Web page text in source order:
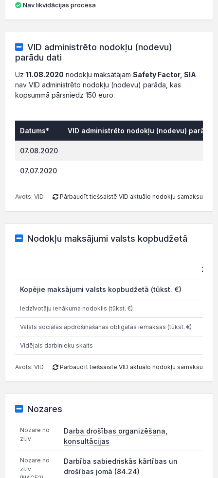
Nav likvidācijas procesa
VID administrēto nodokļu (nodevu)
parādu dati
Uz 11.08.2020 nodokļu maksātājam Safety Factor, SIA
nav VID administrēto nodokļu (nodevu) parāda, kas
kopsummā pārsniedz 150 euro.
Datums* VID administrēto nodokļu (nodevu) parāds,
07.08.2020
07.07.2020
Avots: VID Pārbaudīt tiešsaistē VID aktuālo nodokļu samaksu
Nodokļu maksājumi valsts kopbudžetā
2025
Kopējie maksājumi valsts kopbudžetā (tūkst. €)
Iedzīvotāju ienākuma nodoklis (tūkst. €)
Valsts sociālās apdrošināšanas obligātās iemaksas (tūkst. €)
Vidējais darbinieku skaits
Avots: VID Pārbaudīt tiešsaistē VID aktuālo nodokļu samaksu
Nozares
Nozare no
zl.lv
Darba drošības organizēšana,
konsultācijas
Nozare no
zl.lv
Darbība sabiedriskās kārtības un
drošības jomā (84.24)